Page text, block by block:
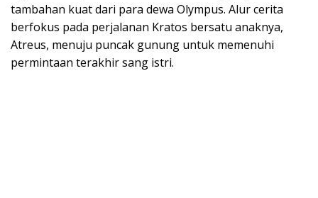
tambahan kuat dari para dewa Olympus. Alur cerita
berfokus pada perjalanan Kratos bersatu anaknya,
Atreus, menuju puncak gunung untuk memenuhi
permintaan terakhir sang istri.